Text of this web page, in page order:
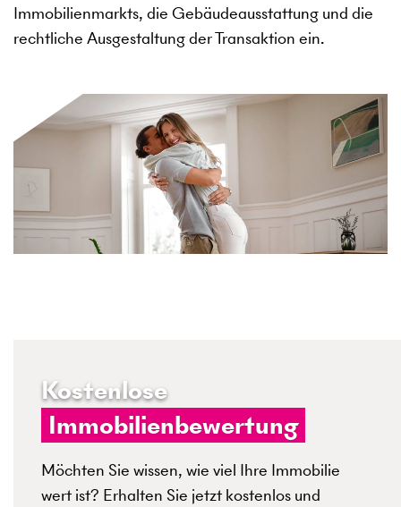
Immobilienmarkts, die Gebäudeausstattung und die
rechtliche Ausgestaltung der Transaktion ein.
Kostenlose
Immobilienbewertung
Möchten Sie wissen, wie viel Ihre Immobilie
wert ist? Erhalten Sie jetzt kostenlos und